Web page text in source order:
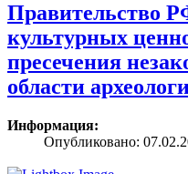
Правительство
культурных
пресечения
области
Информация:
Опубликовано: